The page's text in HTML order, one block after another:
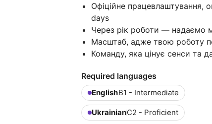
Офіційне працевлаштування,
days
Через рік роботи — надаємо
Масштаб, адже твою роботу
Команду, яка цінує сенси та
Required languages
EnglishB1 - Intermediate
UkrainianC2 - Proficient